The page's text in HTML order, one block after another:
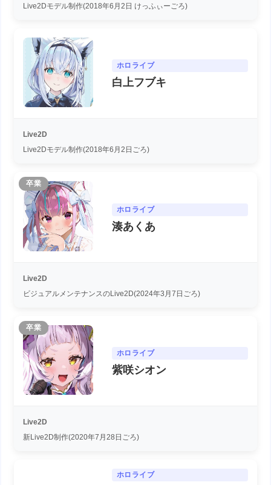
Live2Dモデル制作(2018年6月2日 けっふぃーごろ)
ホロライブ
白上フブキ
Live2D
Live2Dモデル制作(2018年6月2日ごろ)
卒業
ホロライブ
湊あくあ
Live2D
ビジュアルメンテナンスのLive2D(2024年3月7日ごろ)
卒業
ホロライブ
紫咲シオン
Live2D
新Live2D制作(2020年7月28日ごろ)
ホロライブ